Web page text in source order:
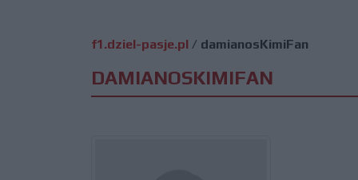
f1.dziel-pasje.pl / damianosKimiFan
DAMIANOSKIMIFAN